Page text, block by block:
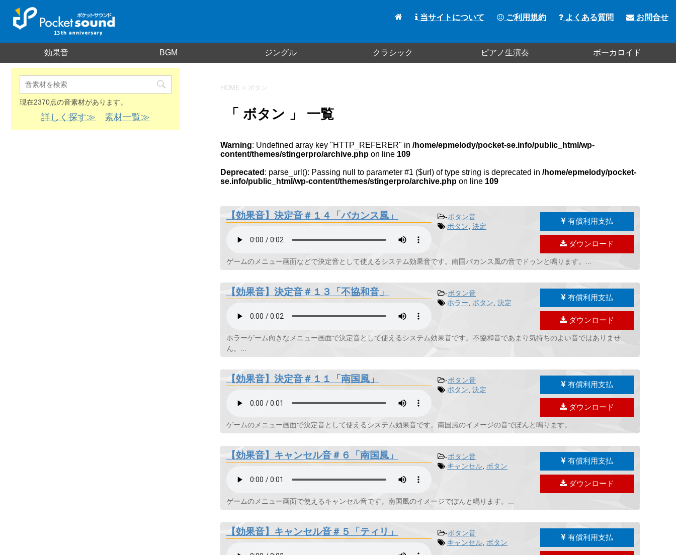
効果音 BGM ジングル クラシック ピアノ生演奏 ボーカロイド
当サイトについて ご利用規約 よくある質問 お問合せ
HOME > ボタン
「 ボタン 」 一覧
Warning: Undefined array key "HTTP_REFERER" in /home/epmelody/pocket-se.info/public_html/wp-
content/themes/stingerpro/archive.php on line 109
Deprecated : parse_url(): Passing null to parameter #1 ($url) of type string is deprecated in /home/epmelody/pocket-
se.info/public_html/wp-content/themes/stingerpro/archive.php on line 109
【効果音】決定音＃１４「バカンス風」 -ボタン音
ボタン 決定
有償利用支払
ダウンロード
ゲームのメニュー画面などで決定音として使えるシステム効果音です。南国バカンス風の音でドゥンと鳴ります。...
【効果音】決定音＃１３「不協和音」 -ボタン音
ホラー
ボタン 決定
有償利用支払
ダウンロード
ホラーゲーム向きなメニュー画面で決定音として使えるシステム効果音です。不協和音であまり気持ちのよい音ではありませ
ん。...
【効果音】決定音＃１１「南国風」 -ボタン音
ボタン 決定
有償利用支払
ダウンロード
ゲームのメニュー画面で決定音として使えるシステム効果音です。南国風のイメージの音でぽんと鳴ります。...
【効果音】キャンセル音＃６「南国風」 -ボタン音
キャンセル ボタン
有償利用支払
ダウンロード
ゲームのメニュー画面で使えるキャンセル音です。南国風のイメージでぽんと鳴ります。...
【効果音】キャンセル音＃５「ティリ」 -ボタン音
キャンセル ボタン
有償利用支払
現在2370点の音素材があります。
詳しく探す≫ 素材一覧≫